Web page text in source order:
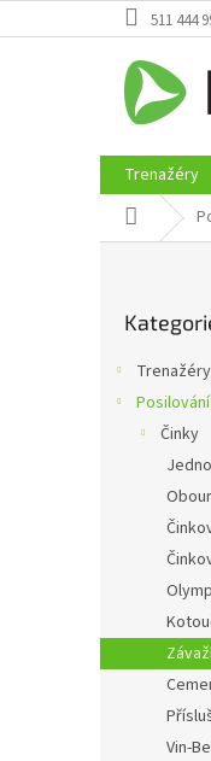
na
511 444
Trenažéry
Domů
kategorie
Trenažéry
Posilování
Činky
Vin-